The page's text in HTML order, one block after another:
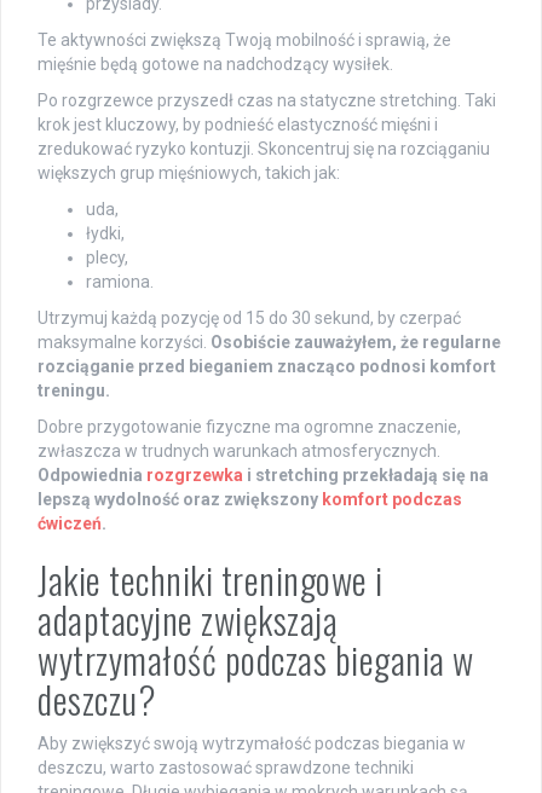
Te aktywności zwiększą Twoją mobilność i sprawią, że
mięśnie będą gotowe na nadchodzący wysiłek.
Po rozgrzewce przyszedł czas na statyczne stretching. Taki
krok jest kluczowy, by podnieść elastyczność mięśni i
zredukować ryzyko kontuzji. Skoncentruj się na rozciąganiu
większych grup mięśniowych, takich jak:
uda,
łydki,
plecy,
ramiona.
Utrzymuj każdą pozycję od 15 do 30 sekund, by czerpać
maksymalne korzyści. Osobiście zauważyłem, że regularne
rozciąganie przed bieganiem znacząco podnosi komfort
treningu.
Dobre przygotowanie fizyczne ma ogromne znaczenie,
zwłaszcza w trudnych warunkach atmosferycznych.
Odpowiednia rozgrzewka i stretching przekładają się na
lepszą wydolność oraz zwiększony komfort podczas
ćwiczeń.
Jakie techniki treningowe i
adaptacyjne zwiększają
wytrzymałość podczas biegania w
deszczu?
Aby zwiększyć swoją wytrzymałość podczas biegania w
deszczu, warto zastosować sprawdzone techniki